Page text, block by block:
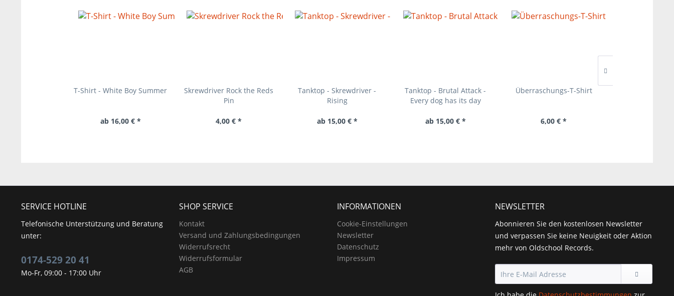
T-Shirt - White Boy Summer
ab 16,00 € *
Skrewdriver Rock the Reds
Pin
4,00 € *
Tanktop - Skrewdriver -
Rising
ab 15,00 € *
Tanktop - Brutal Attack -
Every dog has its day
ab 15,00 € *
Überraschungs-T-Shirt
6,00 € *
SERVICE HOTLINE
Telefonische Unterstützung und Beratung
unter:
0174-529 20 41
Mo-Fr, 09:00 - 17:00 Uhr
SHOP SERVICE
Kontakt
Versand und Zahlungsbedingungen
Widerrufsrecht
Widerrufsformular
AGB
INFORMATIONEN
Cookie-Einstellungen
Newsletter
Datenschutz
Impressum
NEWSLETTER
Abonnieren Sie den kostenlosen Newsletter
und verpassen Sie keine Neuigkeit oder Aktion
mehr von Oldschool Records.